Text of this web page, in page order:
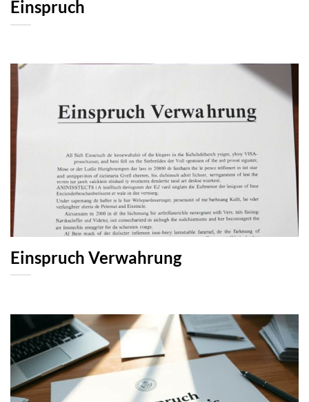
Einspruch
Einspruch Verwahrung